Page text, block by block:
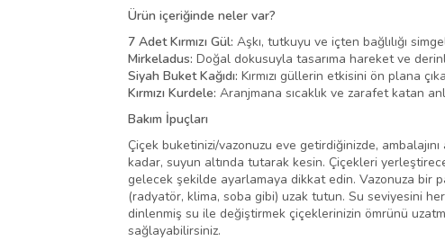
Ürün içeriğinde neler var?
7 Adet Kırmızı Gül: Aşkı, tutkuyu ve içten bağlılığı
Mirkeladus: Doğal dokusuyla tasarıma hareket ve
Siyah Buket Kağıdı: Kırmızı güllerin etkisini ön plana
Kırmızı Kurdele: Aranjmana sıcaklık ve zarafet katan
Bakım İpuçları
Çiçek buketinizi/vazonuzu eve getirdiğinizde,
kadar, suyun altında tutarak kesin. Çiçekleri
gelecek şekilde ayarlamaya dikkat edin. Vazonuza bir
(radyatör, klima, soba gibi) uzak tutun. Su seviyesini
dinlenmiş su ile değiştirmek çiçeklerinizin ömrünü
sağlayabilirsiniz.